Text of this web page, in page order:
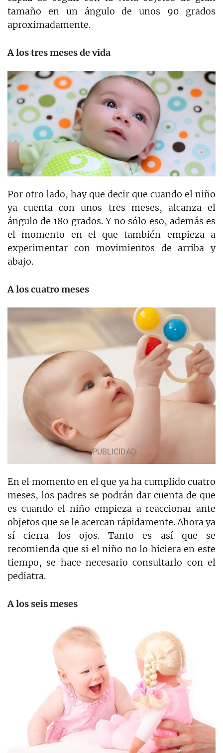
tamaño en un ángulo de unos 90 grados
aproximadamente.
A los tres meses de vida
Por otro lado, hay que decir que cuando el niño
ya cuenta con unos tres meses, alcanza el
ángulo de 180 grados. Y no sólo eso, además es
el momento en el que también empieza a
experimentar con movimientos de arriba y
abajo.
A los cuatro meses
En el momento en el que ya ha cumplido cuatro
meses, los padres se podrán dar cuenta de que
es cuando el niño empieza a reaccionar ante
objetos que se le acercan rápidamente. Ahora ya
sí cierra los ojos. Tanto es así que se
recomienda que si el niño no lo hiciera en este
tiempo, se hace necesario consultarlo con el
pediatra.
A los seis meses